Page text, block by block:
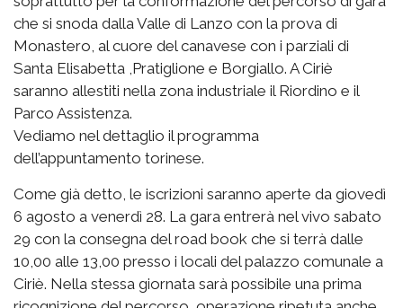
che si snoda dalla Valle di Lanzo con la prova di
Monastero, al cuore del canavese con i parziali di
Santa Elisabetta ,Pratiglione e Borgiallo. A Ciriè
saranno allestiti nella zona industriale il Riordino e il
Parco Assistenza.
Vediamo nel dettaglio il programma
dell’appuntamento torinese.
Come già detto, le iscrizioni saranno aperte da giovedì
6 agosto a venerdì 28. La gara entrerà nel vivo sabato
29 con la consegna del road book che si terrà dalle
10,00 alle 13,00 presso i locali del palazzo comunale a
Ciriè. Nella stessa giornata sarà possibile una prima